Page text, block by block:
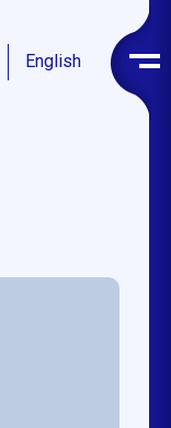
English